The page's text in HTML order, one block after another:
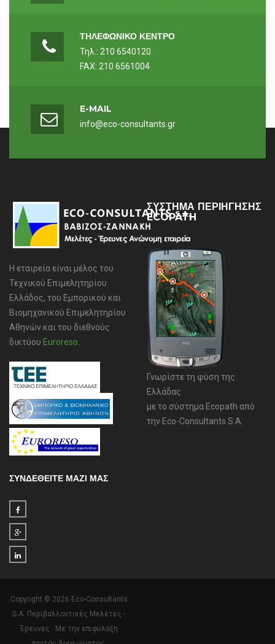
ΤΗΛΕΦΩΝΙΚΟ ΚΕΝΤΡΟ
Τηλ.: 210 6540120
FAX: 210 6561004
E-MAIL
info@eco-consultants.gr
Η εταιρεία είναι μέλος του
Τεχνικού Επιμελητηρίου
Ελλάδος, του Εμπορικού και
Βιομηχανικού Επιμελητηρίου
Αθηνών και του διεθνούς
δικτύου Euroreso.
ΣΥΣΤΗΜΑ ΠΕΡΙΗΓΗΣΗΣ
ECOPATH
Γνωρίστε τη φύση της
Ελλάδας
με το σύστημα Ecopath από
την Eco-Consultants S.A.
ΣΥΝΔΕΘΕΙΤΕ ΜΑΖΙ ΜΑΣ
Copyright © 2026 Eco-Consultants
S.A. Περιβαλλοντικές Μελέτες -
Έρευνες . Με την επιφύλαξη